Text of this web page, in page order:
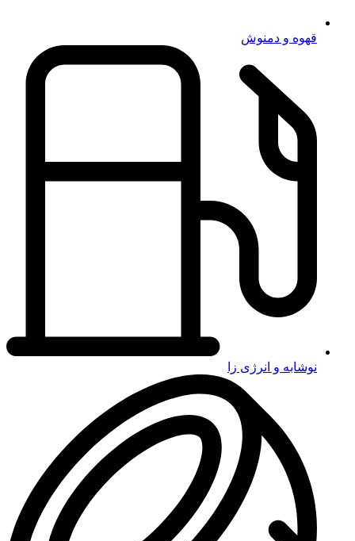
قهوه و دمنوش
نوشابه و انرژی زا